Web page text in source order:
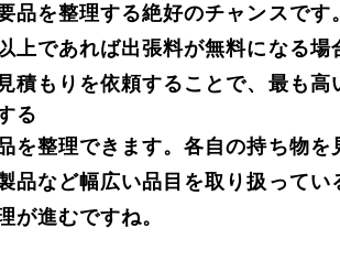
品を整理する絶好のチャンスで
上であれば出張料が無料になる
もりを依頼することで、最も高
る
を整理できます。各自の持ち物
品など幅広い品目を取り扱って
が進むですね。